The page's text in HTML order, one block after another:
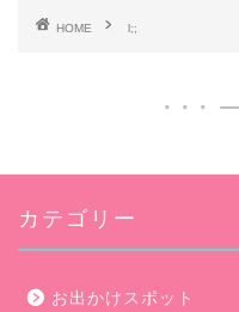
HOME l;;
カテゴリー
お出かけスポット